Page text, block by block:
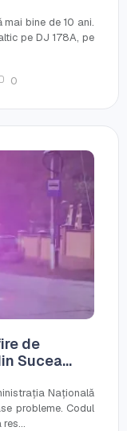
bine de 10 ani.
pe DJ 178A, pe
0
de
Sucea...
Națională
probleme. Codul